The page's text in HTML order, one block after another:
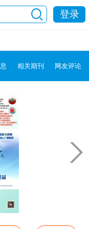
登录
相关期刊 网友评论